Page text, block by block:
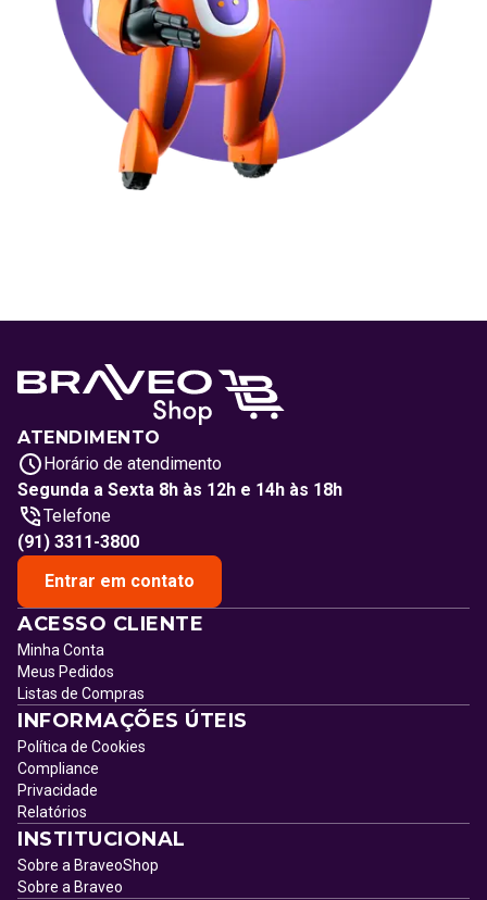
ATENDIMENTO
Horário de atendimento
Segunda a Sexta 8h às 12h e 14h às 18h
Telefone
(91) 3311-3800
Entrar em contato
ACESSO CLIENTE
Minha Conta
Meus Pedidos
Listas de Compras
INFORMAÇÕES ÚTEIS
Política de Cookies
Compliance
Privacidade
Relatórios
INSTITUCIONAL
Sobre a BraveoShop
Sobre a Braveo